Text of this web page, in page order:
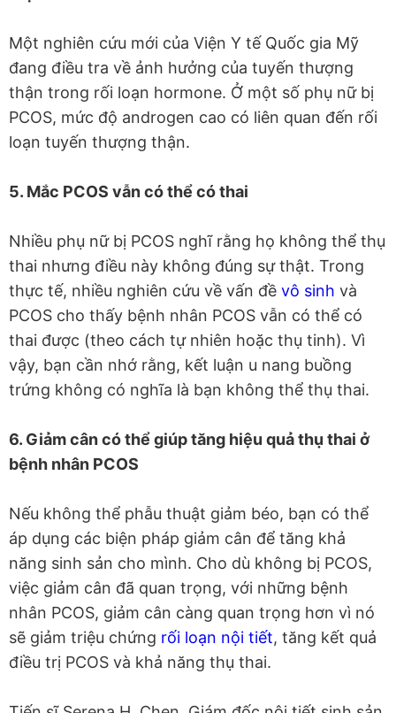
Một nghiên cứu mới của Viện Y tế Quốc gia Mỹ
đang điều tra về ảnh hưởng của tuyến thượng
thận trong rối loạn hormone. Ở một số phụ nữ bị
PCOS, mức độ androgen cao có liên quan đến rối
loạn tuyến thượng thận.
5. Mắc PCOS vẫn có thể có thai
Nhiều phụ nữ bị PCOS nghĩ rằng họ không thể thụ
thai nhưng điều này không đúng sự thật. Trong
thực tế, nhiều nghiên cứu về vấn đề vô sinh và
PCOS cho thấy bệnh nhân PCOS vẫn có thể có
thai được (theo cách tự nhiên hoặc thụ tinh). Vì
vậy, bạn cần nhớ rằng, kết luận u nang buồng
trứng không có nghĩa là bạn không thể thụ thai.
6. Giảm cân có thể giúp tăng hiệu quả thụ thai ở
bệnh nhân PCOS
Nếu không thể phẫu thuật giảm béo, bạn có thể
áp dụng các biện pháp giảm cân để tăng khả
năng sinh sản cho mình. Cho dù không bị PCOS,
việc giảm cân đã quan trọng, với những bệnh
nhân PCOS, giảm cân càng quan trọng hơn vì nó
sẽ giảm triệu chứng rối loạn nội tiết, tăng kết quả
điều trị PCOS và khả năng thụ thai.